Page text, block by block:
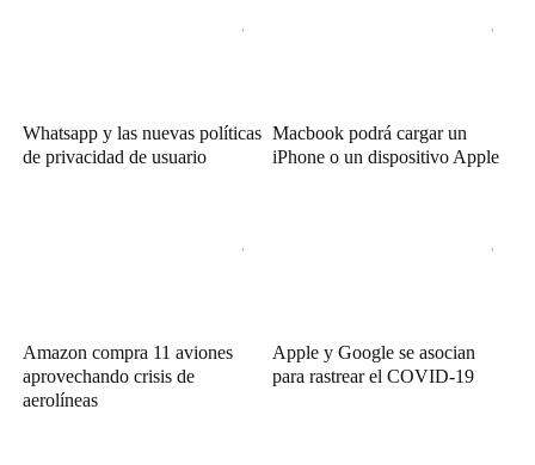
Whatsapp y las nuevas políticas
de privacidad de usuario
Macbook podrá cargar un
iPhone o un dispositivo Apple
Amazon compra 11 aviones
aprovechando crisis de
aerolíneas
Apple y Google se asocian
para rastrear el COVID-19